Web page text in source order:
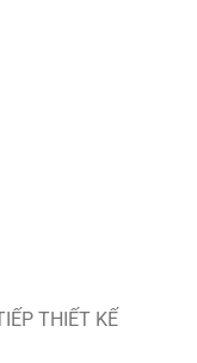
THIẾT KẾ